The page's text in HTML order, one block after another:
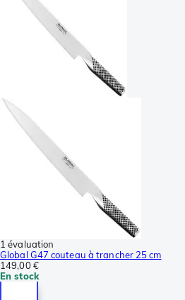
1 évaluation
Global G47 couteau à trancher 25 cm
149,00 €
En stock